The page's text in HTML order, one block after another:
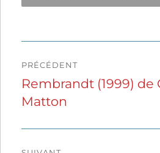
de
l’article
PRÉCÉDENT
Publication
précédente :
Rembrandt (1999) de
Matton